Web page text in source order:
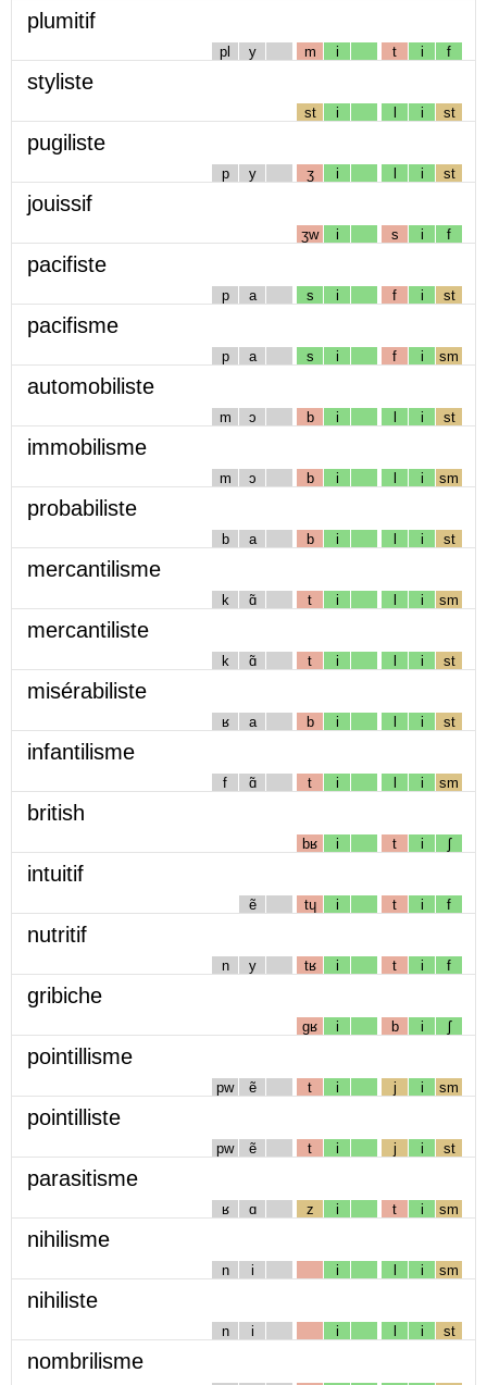
plumitif
pl y m i t i f
styliste
st i l i st
pugiliste
p y ʒ i l i st
jouissif
ʒw i s i f
pacifiste
p a s i f i st
pacifisme
p a s i f i sm
automobiliste
m ɔ b i l i st
immobilisme
m ɔ b i l i sm
probabiliste
b a b i l i st
mercantilisme
k ɑ̃ t i l i sm
mercantiliste
k ɑ̃ t i l i st
misérabiliste
ʁ a b i l i st
infantilisme
f ɑ̃ t i l i sm
british
bʁ i t i ʃ
intuitif
ẽ tɥ i t i f
nutritif
n y tʁ i t i f
gribiche
gʁ i b i ʃ
pointillisme
pw ẽ t i j i sm
pointilliste
pw ẽ t i j i st
parasitisme
ʁ ɑ z i t i sm
nihilisme
n i i l i sm
nihiliste
n i i l i st
nombrilisme